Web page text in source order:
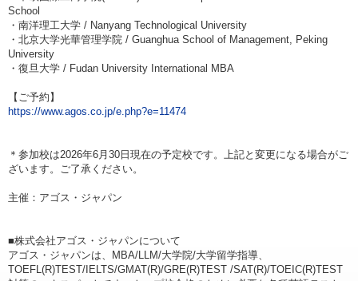
School
・南洋理工大学 / Nanyang Technological University
・北京大学光華管理学院 / Guanghua School of Management, Peking
University
・復旦大学 / Fudan University International MBA
【ご予約】
https://www.agos.co.jp/e.php?e=11474
＊参加校は2026年6月30日現在の予定校です。上記と変更になる場合がご
ざいます。ご了承ください。
主催：アゴス・ジャパン
■株式会社アゴス・ジャパンについて
アゴス・ジャパンは、MBA/LLM/大学院/大学留学指導、
TOEFL(R)TEST/IELTS/GMAT(R)/GRE(R)TEST /SAT(R)/TOEIC(R)TEST